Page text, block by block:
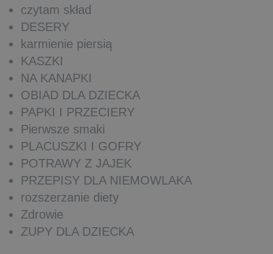
czytam skład
DESERY
karmienie piersią
KASZKI
NA KANAPKI
OBIAD DLA DZIECKA
PAPKI I PRZECIERY
Pierwsze smaki
PLACUSZKI I GOFRY
POTRAWY Z JAJEK
PRZEPISY DLA NIEMOWLAKA
rozszerzanie diety
Zdrowie
ZUPY DLA DZIECKA